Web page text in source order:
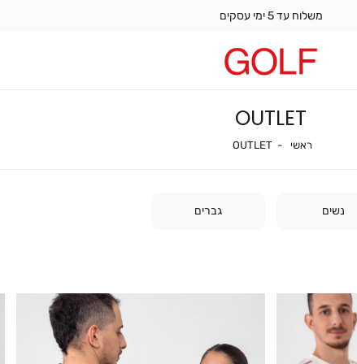
משלוח עד 5 ימי עסקים
OUTLET
ראשי ראשיOUTLET
נשים גברים